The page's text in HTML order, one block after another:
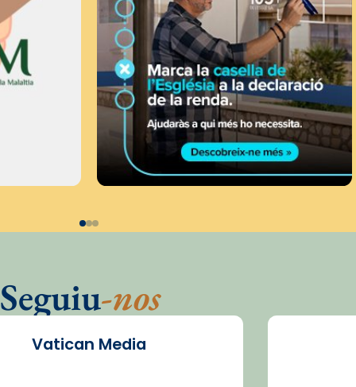
Seguiu-nos
Vatican Media